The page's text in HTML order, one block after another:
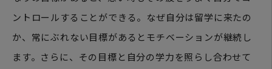
ントロールすることができる。なぜ自分は留学に来たの
か、常にぶれない目標があるとモチベーションが継続し
ます。さらに、その目標と自分の学力を照らし合わせて